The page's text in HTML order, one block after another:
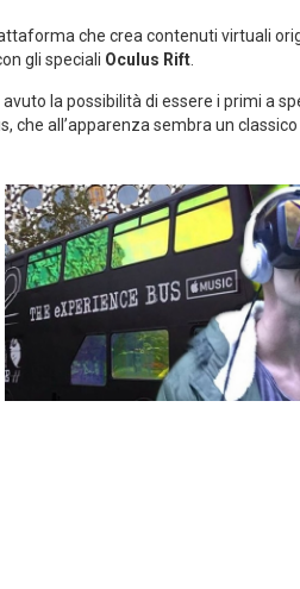
che crea contenuti virtuali
gli speciali Oculus Rift
la possibilità di essere i primi a
all’apparenza sembra un